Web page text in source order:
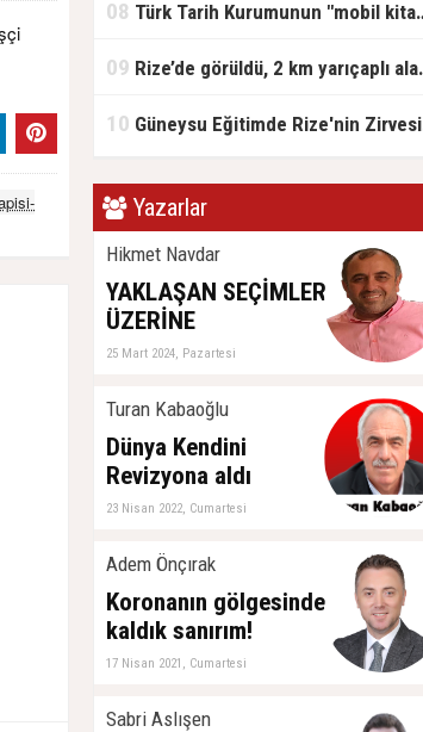
08 Türk Tarih Kurumunun "mobil kitap satış mağazası" Rize'ye geldi
09 Rize’de görüldü, 2 km yarıçaplı alan karantinada
10 Güneysu Eğitimde Rize'nin Zirvesinde: LGS ve YKS’de Rize Birinciliği Geldi!
Yazarlar
Hikmet Navdar
YAKLAŞAN SEÇİMLER
ÜZERİNE
25 Mart 2024, Pazartesi
Turan Kabaoğlu
Dünya Kendini
Revizyona aldı
23 Nisan 2022, Cumartesi
Adem Önçırak
Koronanın gölgesinde
kaldık sanırım!
17 Nisan 2021, Cumartesi
Sabri Aslışen